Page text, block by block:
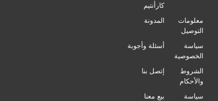
كارأنتيم
معلومات
التوصيل
المدونة
سياسة
الخصوصية
أسئلة وأجوبة
الشروط
والأحكام
إتصل بنا
سياسة بيع معنا